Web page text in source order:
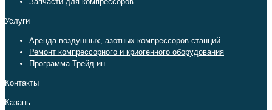
Услуги
Аренда воздушных, азотных компрессоров станций
Ремонт компрессорного и криогенного оборудования
Программа Трейд-ин
Контакты
Казань